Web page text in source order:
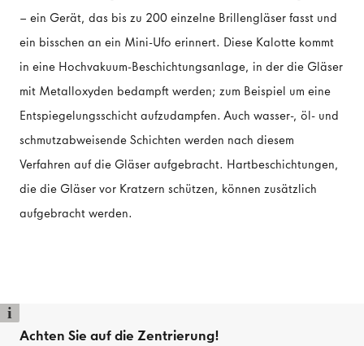
– ein Gerät, das bis zu 200 einzelne Brillengläser fasst und
ein bisschen an ein Mini-Ufo erinnert. Diese Kalotte kommt
in eine Hochvakuum-Beschichtungsanlage, in der die Gläser
mit Metalloxyden bedampft werden; zum Beispiel um eine
Entspiegelungsschicht aufzudampfen. Auch wasser-, öl- und
schmutzabweisende Schichten werden nach diesem
Verfahren auf die Gläser aufgebracht. Hartbeschichtungen,
die die Gläser vor Kratzern schützen, können zusätzlich
aufgebracht werden.
i
Achten Sie auf die Zentrierung!